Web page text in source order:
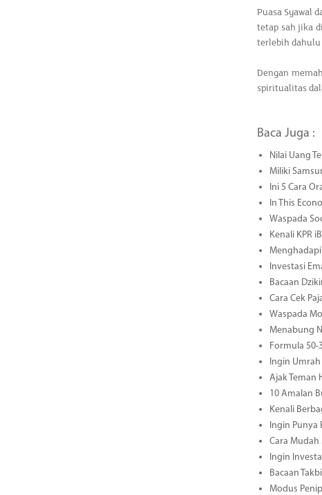
Puasa Syawal
tetap sah jika
terlebih dahulu
Dengan
spiritualitas
Baca Juga :
Nilai Uang
Miliki
Ini 5 Cara
In This
Waspada
Kenali KPR
Investasi
Bacaan
Cara Cek
Waspada
Menabung
Formula 50-
Ingin Umrah
Ajak Teman
10 Amalan
Kenali
Ingin Punya
Cara
Ingin
Bacaan
Modus